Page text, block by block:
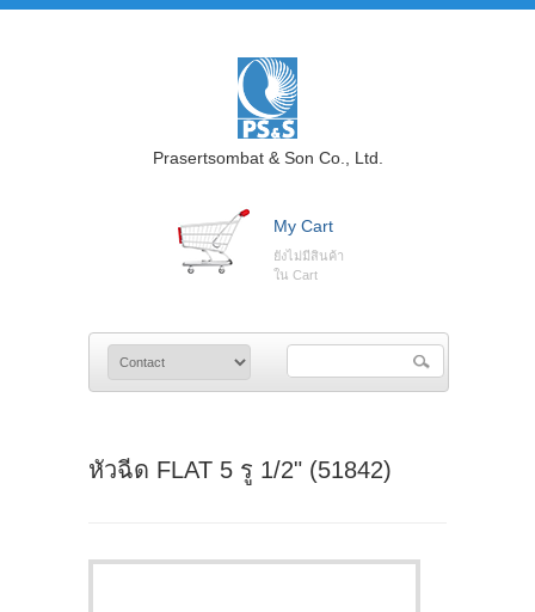
Prasertsombat & Son Co., Ltd.
My Cart
ยังไม่มีสินค้า
ใน Cart
หัวฉีด FLAT 5 รู 1/2" (51842)